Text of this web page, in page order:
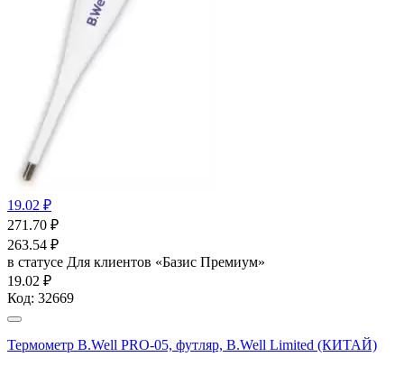
19.02 ₽
271.70 ₽
263.54 ₽
в статусе Для клиентов «Базис Премиум»
19.02 ₽
Код: 32669
Термометр B.Well PRO-05, футляр, B.Well Limited (КИТАЙ)